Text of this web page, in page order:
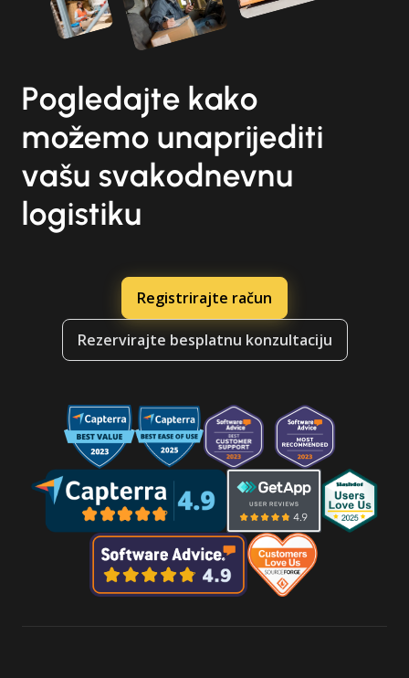
Pogledajte kako
možemo unaprijediti
vašu svakodnevnu
logistiku
Registrirajte račun
Rezervirajte besplatnu konzultaciju